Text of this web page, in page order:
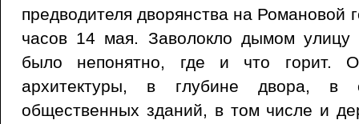
предводителя дворянства на Романовой
часов 14 мая. Заволокло дымом улицу
было непонятно, где и что горит.
архитектуры, в глубине двора, в
общественных зданий, в том числе и